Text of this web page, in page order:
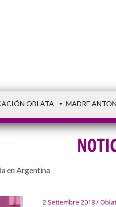
OBLATA MADRE
en Argentina
2 Settembre 2018 /